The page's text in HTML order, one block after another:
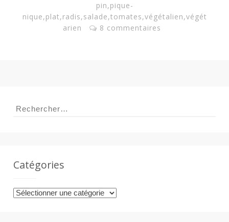
pin,pique-
nique,plat,radis,salade,tomates,végétalien,végét
arien
8 commentaires
Rechercher :
Catégories
Catégories